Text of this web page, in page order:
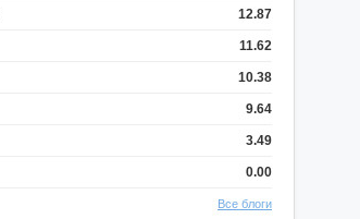
12.87
11.62
10.38
9.64
3.49
0.00
Все блоги